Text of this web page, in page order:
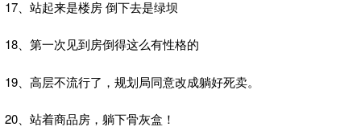
17、站起来是楼房 倒下去是绿坝
18、第一次见到房倒得这么有性格的
19、高层不流行了，规划局同意改成躺好死卖。
20、站着商品房，躺下骨灰盒！